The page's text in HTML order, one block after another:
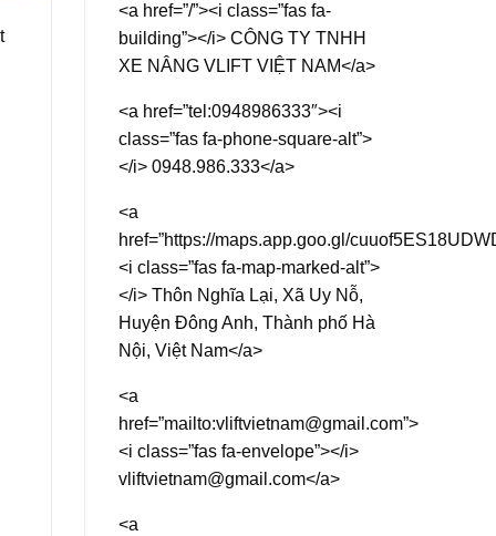
<a href=”/”><i class=”fas fa-
building”></i> CÔNG TY TNHH
XE NÂNG VLIFT VIỆT NAM</a>
<a href=”tel:0948986333″><i
class=”fas fa-phone-square-alt”>
</i> 0948.986.333</a>
<a
href=”https://maps.app.goo.gl/
<i class=”fas fa-map-marked-alt”>
</i> Thôn Nghĩa Lại, Xã Uy Nỗ,
Huyện Đông Anh, Thành phố Hà
Nội, Việt Nam</a>
<a
href=”mailto:vliftvietnam@gmail.com”>
<i class=”fas fa-envelope”></i>
vliftvietnam@gmail.com</a>
<a